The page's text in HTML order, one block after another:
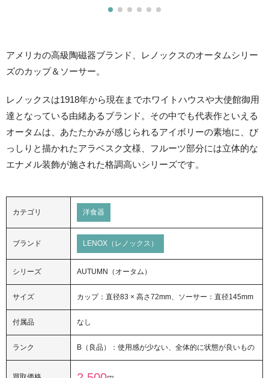
アメリカの高級陶磁器ブランド、レノックスのオータムシリー
ズのカップ＆ソーサー。
レノックスは1918年から現在までホワイトハウスや大使館御用
達となっている由緒あるブランド。その中でも代表作といえる
オータムは、あたたかみが感じられるアイボリーの素地に、び
っしりと描かれたアラベスク文様、フルーツ部分には立体的な
エナメル装飾が施された格調高いシリーズです。
カテゴリ 洋食器
ブランド LENOX（レノックス）
シリーズ AUTUMN（オータム）
サイズ カップ：直径83 × 高さ72mm、ソーサー：直径145mm
付属品 なし
ランク B（良品）：使用感が少ない、全体的に状態が良いもの